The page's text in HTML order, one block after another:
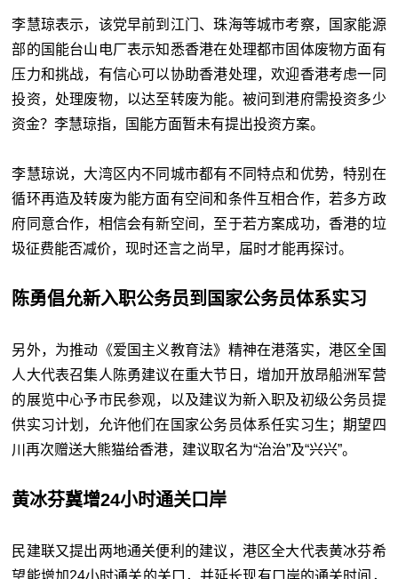
李慧琼表示，该党早前到江门、珠海等城市考察，国家能源
部的国能台山电厂表示知悉香港在处理都市固体废物方面有
压力和挑战，有信心可以协助香港处理，欢迎香港考虑一同
投资，处理废物，以达至转废为能。被问到港府需投资多少
资金？李慧琼指，国能方面暂未有提出投资方案。
李慧琼说，大湾区内不同城市都有不同特点和优势，特别在
循环再造及转废为能方面有空间和条件互相合作，若多方政
府同意合作，相信会有新空间，至于若方案成功，香港的垃
圾征费能否减价，现时还言之尚早，届时才能再探讨。
陈勇倡允新入职公务员到国家公务员体系实习
另外，为推动《爱国主义教育法》精神在港落实，港区全国
人大代表召集人陈勇建议在重大节日，增加开放昂船洲军营
的展览中心予市民参观，以及建议为新入职及初级公务员提
供实习计划，允许他们在国家公务员体系任实习生；期望四
川再次赠送大熊猫给香港，建议取名为“治治”及“兴兴”。
黄冰芬冀增24小时通关口岸
民建联又提出两地通关便利的建议，港区全大代表黄冰芬希
望能增加24小时通关的关口，并延长现有口岸的通关时间，